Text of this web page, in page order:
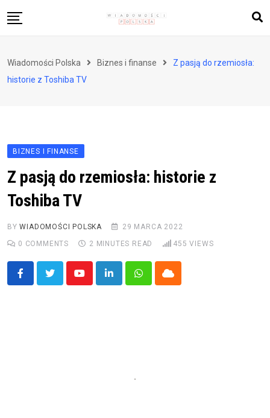
to
Zdrowie i styl życia
Wiadomości Polska Biznes i finanse
Z pasją do rzemiosła:
historie z Toshiba TV
BIZNES I FINANSE
Z pasją do rzemiosła: historie z
Toshiba TV
BYWIADOMOŚCI POLSKA
29 MARCA 2022
0 COMMENTS 2 MINUTES READ 455 VIEWS
YoutubeLinkedInWhatsappCloud